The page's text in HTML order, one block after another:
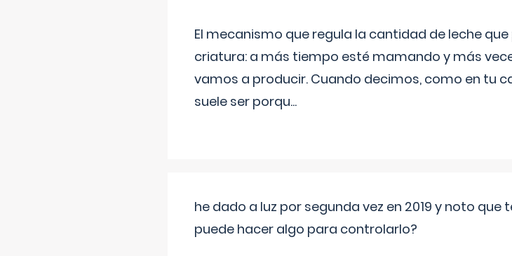
El mecanismo que regula la cantidad de leche
criatura: a más tiempo esté mamando y más
vamos a producir. Cuando decimos, como en tu
suele ser porqu...
he dado a luz por segunda vez en 2019 y noto
puede hacer algo para controlarlo?